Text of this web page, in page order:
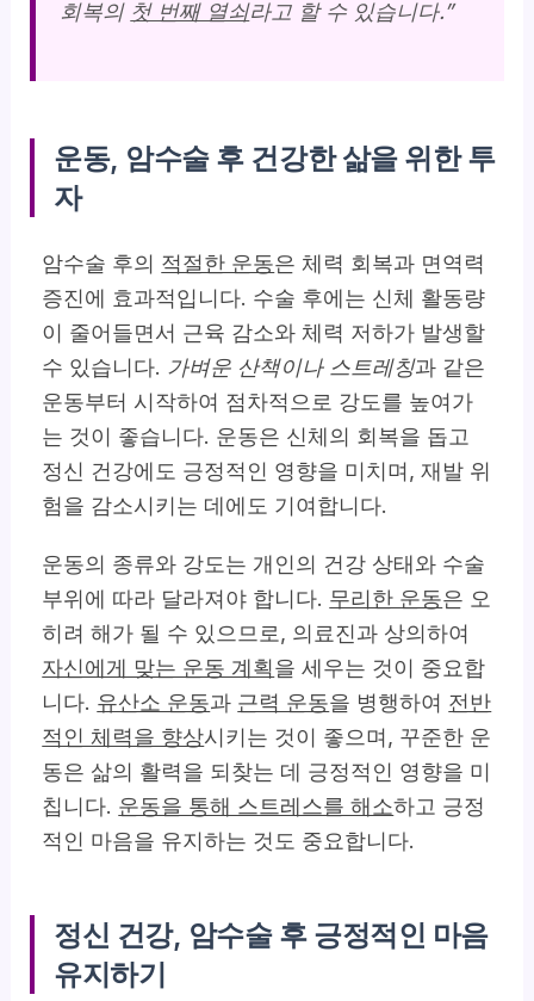
회복의 첫 번째 열쇠라고 할 수 있습니다.”
운동, 암수술 후 건강한 삶을 위한 투
자
암수술 후의 적절한 운동은 체력 회복과 면역력
증진에 효과적입니다. 수술 후에는 신체 활동량
이 줄어들면서 근육 감소와 체력 저하가 발생할
수 있습니다. 가벼운 산책이나 스트레칭과 같은
운동부터 시작하여 점차적으로 강도를 높여가
는 것이 좋습니다. 운동은 신체의 회복을 돕고
정신 건강에도 긍정적인 영향을 미치며, 재발 위
험을 감소시키는 데에도 기여합니다.
운동의 종류와 강도는 개인의 건강 상태와 수술
부위에 따라 달라져야 합니다. 무리한 운동은 오
히려 해가 될 수 있으므로, 의료진과 상의하여
자신에게 맞는 운동 계획을 세우는 것이 중요합
니다. 유산소 운동과 근력 운동을 병행하여 전반
적인 체력을 향상시키는 것이 좋으며, 꾸준한 운
동은 삶의 활력을 되찾는 데 긍정적인 영향을 미
칩니다. 운동을 통해 스트레스를 해소하고 긍정
적인 마음을 유지하는 것도 중요합니다.
정신 건강, 암수술 후 긍정적인 마음
유지하기